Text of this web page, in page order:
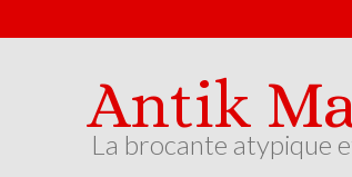
Antik
La brocante atypique